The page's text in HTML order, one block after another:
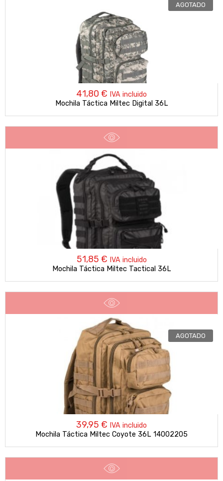
AGOTADO
41,80 € IVA incluido
Mochila Táctica Miltec Digital 36L
51,85 € IVA incluido
Mochila Táctica Miltec Tactical 36L
AGOTADO
39,95 € IVA incluido
Mochila Táctica Miltec Coyote 36L 14002205